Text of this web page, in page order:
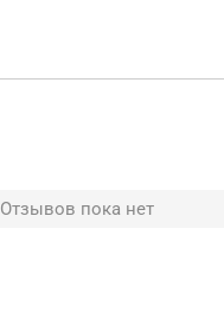
Отзывов пока нет